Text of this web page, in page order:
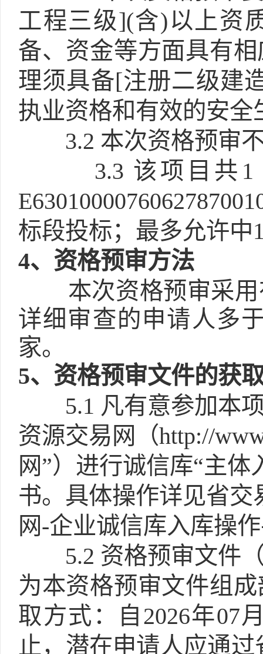
工程三级](含)以上资
备、资金等方面具有
理须具备[注册二级建
执业资格和有效的安
3.2 本次资格预审
3.3 该项目共
标段投标；最多允许中
4、资格预审方法
本次资格预审采
详细审查的申请人多
家。
5、资格预审文件的获
5.1 凡有意参加本
资源交易网（http://
网”）进行诚信库“主
书。具体操作详见省
网-企业诚信库入库操
5.2 资格预审文件
为本资格预审文件组
取方式：自2026年07
止，潜在申请人应通